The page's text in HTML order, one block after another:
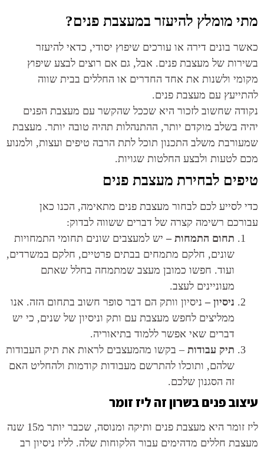
מומלץ להיעזר במעצבת פנים?
בונים דירה או עורכים שיפוץ יסודי, כדאי להיעזר
של מעצבת פנים. אבל, גם אם רוצים לבצע שיפוץ
ולשנות את אחד החדרים או החללים בבית שווה
עם מעצבת פנים.
שחשוב לזכור היא שככל שהקשר עם מעצבת הפנים
בשלב מוקדם יותר, ההתנהלות תהיה טובה יותר. מעצבת
משלב התכנון תוכל לתת הרבה טיפים ועצות, ולמנוע
לטעות ולבצע החלטות שגויות.
לבחירת מעצבת פנים
לסייע לכם לבחור מעצבת פנים מתאימה, הכנו כאן
רשימה קצרה של דברים ששווה לבדוק:
תחום התמחות –יש למעצבים שונים תחומי התמחויות
שונים, חלקם מתמחים בבתים פרטיים, חלקם במשרדים,
ועוד. חפשו כמובן מעצב שמתמחה בחלל שאתם
מעוניינים לעצב.
ניסיון –ניסיון וותק הם דבר סופר חשוב בתחום הזה. אנו
ממליצים לחפש מעצבת עם ותק וניסיון של שנים, כי יש
דברים שאי אפשר ללמוד בתיאוריה.
תיק עבודות– בקשו מהמעצבים לראות את תיק העבודות
שלהם, ותוכלו להתרשם מעבודות קודמות ולהחליט האם
זה הסגנון שלכם.
פנים בשרון זה ליז זומר
ליז זומר היא מעצבת פנים ותיקה ומנוסה, שכבר יותר מ15 שנה
חללים מדהימים עבור הלקוחות שלה. לליז ניסיון רב